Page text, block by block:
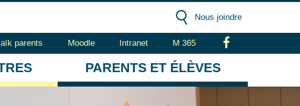
Nous joindre
parents Moodle Intranet M 365
PARENTS ET ÉLÈVES